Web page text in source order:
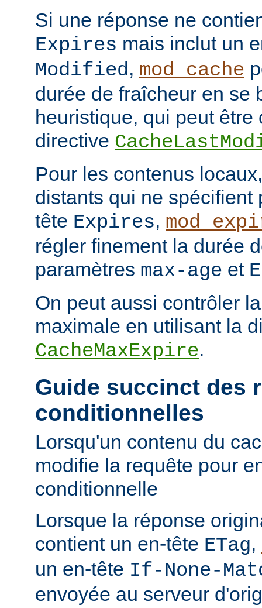
Si une réponse ne
Expires mais inclut un
Modified, mod_cache
durée de fraîcheur en se
heuristique, qui peut être
directive
Pour les contenus
distants qui ne spécifient
tête Expires,
régler finement la durée
paramètres max-age et
On peut aussi contrôler
maximale en utilisant la
CacheMaxExpire.
Guide succinct des
conditionnelles
Lorsqu'un contenu du
modifie la requête pour
conditionnelle
Lorsque la réponse
contient un en-tête ETag,
un en-tête If-None-
envoyée au serveur